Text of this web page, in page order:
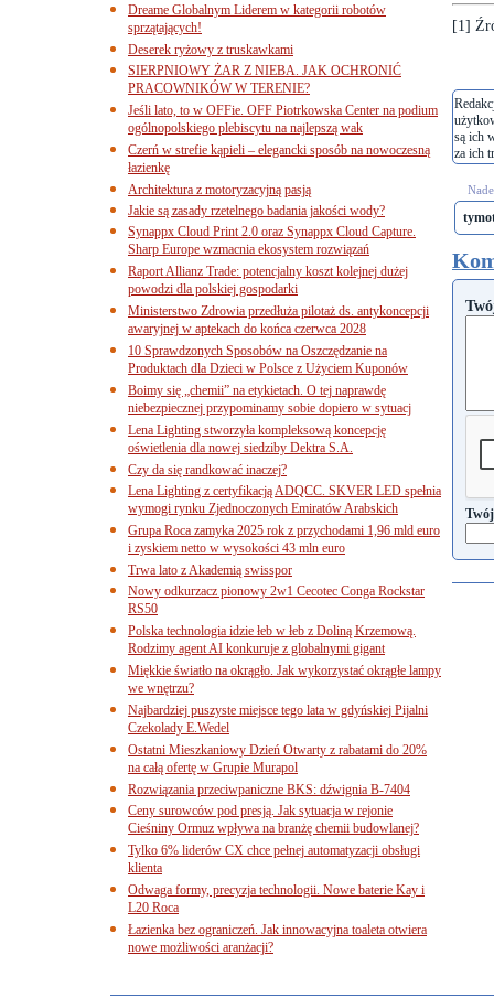
[1]
są ich
za ich
Dreame Globalnym Liderem w kategorii robotów
sprzątających!
Deserek ryżowy z truskawkami
SIERPNIOWY ŻAR Z NIEBA. JAK OCHRONIĆ
PRACOWNIKÓW W TERENIE?
Jeśli lato, to w OFFie. OFF Piotrkowska Center na podium
ogólnopolskiego plebiscytu na najlepszą wak
Czerń w strefie kąpieli – elegancki sposób na nowoczesną
łazienkę
Architektura z motoryzacyjną pasją
Jakie są zasady rzetelnego badania jakości wody?
Synappx Cloud Print 2.0 oraz Synappx Cloud Capture.
Sharp Europe wzmacnia ekosystem rozwiązań
Raport Allianz Trade: potencjalny koszt kolejnej dużej
powodzi dla polskiej gospodarki
Ministerstwo Zdrowia przedłuża pilotaż ds. antykoncepcji
awaryjnej w aptekach do końca czerwca 2028
10 Sprawdzonych Sposobów na Oszczędzanie na
Produktach dla Dzieci w Polsce z Użyciem Kuponów
Boimy się „chemii” na etykietach. O tej naprawdę
niebezpiecznej przypominamy sobie dopiero w sytuacj
Lena Lighting stworzyła kompleksową koncepcję
oświetlenia dla nowej siedziby Dektra S.A.
Czy da się randkować inaczej?
Lena Lighting z certyfikacją ADQCC. SKVER LED spełnia
wymogi rynku Zjednoczonych Emiratów Arabskich
Grupa Roca zamyka 2025 rok z przychodami 1,96 mld euro
i zyskiem netto w wysokości 43 mln euro
Trwa lato z Akademią swisspor
Nowy odkurzacz pionowy 2w1 Cecotec Conga Rockstar
RS50
Polska technologia idzie łeb w łeb z Doliną Krzemową.
Rodzimy agent AI konkuruje z globalnymi gigant
Miękkie światło na okrągło. Jak wykorzystać okrągłe lampy
we wnętrzu?
Najbardziej puszyste miejsce tego lata w gdyńskiej Pijalni
Czekolady E.Wedel
Ostatni Mieszkaniowy Dzień Otwarty z rabatami do 20%
na całą ofertę w Grupie Murapol
Rozwiązania przeciwpaniczne BKS: dźwignia B-7404
Ceny surowców pod presją. Jak sytuacja w rejonie
Cieśniny Ormuz wpływa na branżę chemii budowlanej?
Tylko 6% liderów CX chce pełnej automatyzacji obsługi
klienta
Odwaga formy, precyzja technologii. Nowe baterie Kay i
L20 Roca
Łazienka bez ograniczeń. Jak innowacyjna toaleta otwiera
nowe możliwości aranżacji?